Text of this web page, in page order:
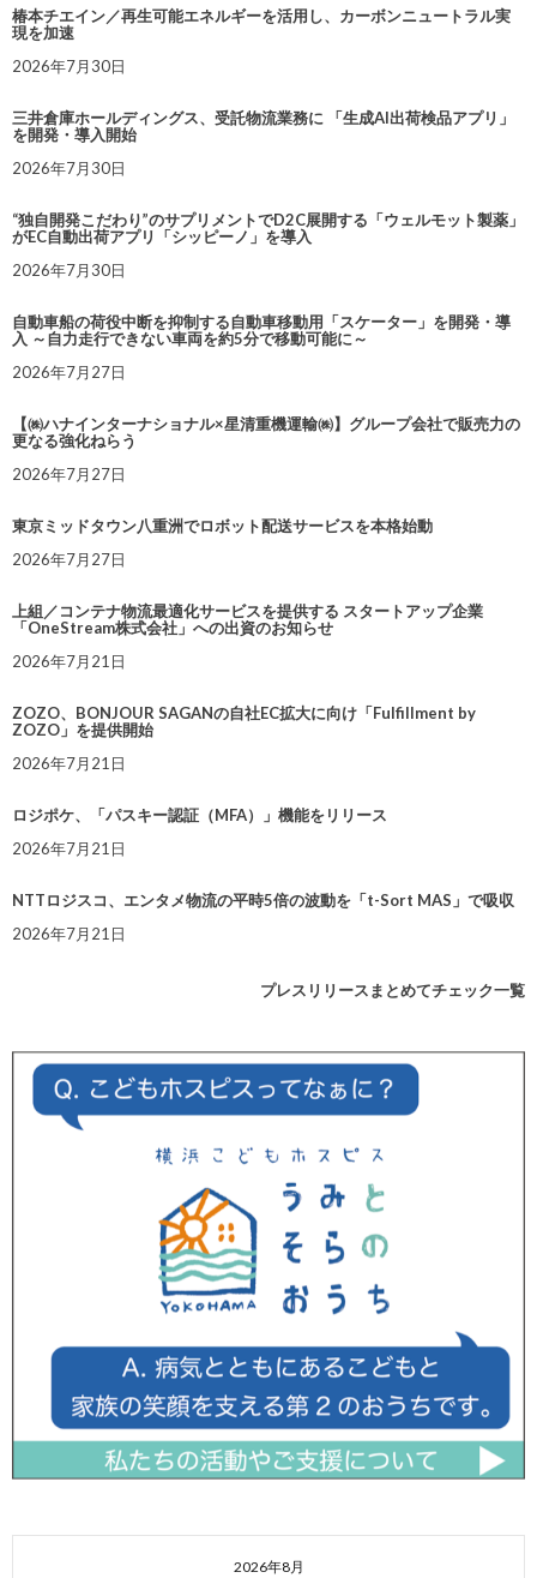
椿本チエイン／再生可能エネルギーを活用し、カーボンニュートラル実
現を加速
2026年7月30日
三井倉庫ホールディングス、受託物流業務に 「生成AI出荷検品アプリ」
を開発・導入開始
2026年7月30日
“独自開発こだわり”のサプリメントでD2C展開する「ウェルモット製薬」
がEC自動出荷アプリ「シッピーノ」を導入
2026年7月30日
自動車船の荷役中断を抑制する自動車移動用「スケーター」を開発・導
入 ～自力走行できない車両を約5分で移動可能に～
2026年7月27日
【㈱ハナインターナショナル×星清重機運輸㈱】グループ会社で販売力の
更なる強化ねらう
2026年7月27日
東京ミッドタウン八重洲でロボット配送サービスを本格始動
2026年7月27日
上組／コンテナ物流最適化サービスを提供する スタートアップ企業
「OneStream株式会社」への出資のお知らせ
2026年7月21日
ZOZO、BONJOUR SAGANの自社EC拡大に向け「Fulfillment by
ZOZO」を提供開始
2026年7月21日
ロジポケ、「パスキー認証（MFA）」機能をリリース
2026年7月21日
NTTロジスコ、エンタメ物流の平時5倍の波動を「t-Sort MAS」で吸収
2026年7月21日
プレスリリースまとめてチェック一覧
2026年8月